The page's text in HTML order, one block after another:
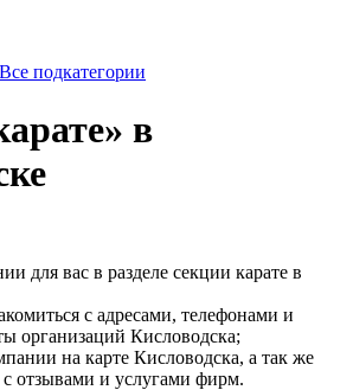
Все подкатегории
в
для вас в разделе секции карате в
с адресами, телефонами и
организаций Кисловодска;
на карте Кисловодска, а так же
с отзывами и услугами фирм.